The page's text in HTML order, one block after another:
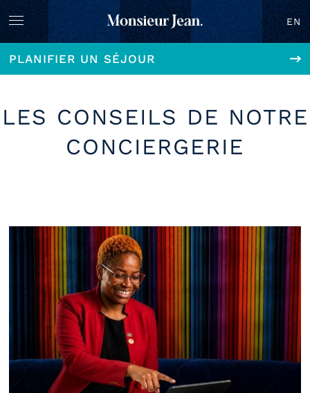
EN
PLANIFIER UN SÉJOUR
LES CONSEILS DE NOTRE
CONCIERGERIE